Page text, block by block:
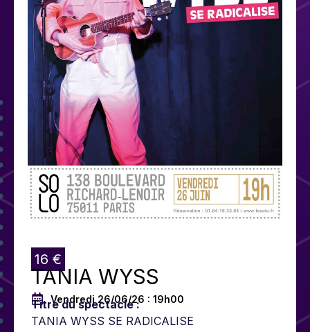
16 €
TANIA WYSS
Vendredi 26/06/26 : 19h00
Titre du spectacle :
TANIA WYSS SE RADICALISE